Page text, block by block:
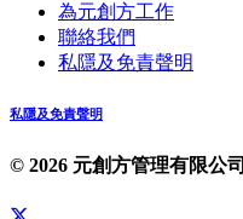
為元創方工作
聯絡我們
私隱及免責聲明
私隱及免責聲明
© 2026 元創方管理有限公司